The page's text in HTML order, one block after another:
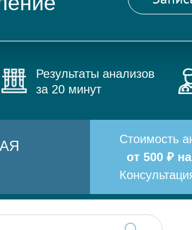
Результаты анализов
за 20 минут
Стоимость
от 500 ₽